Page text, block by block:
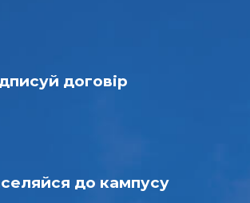
договір
до кампусу